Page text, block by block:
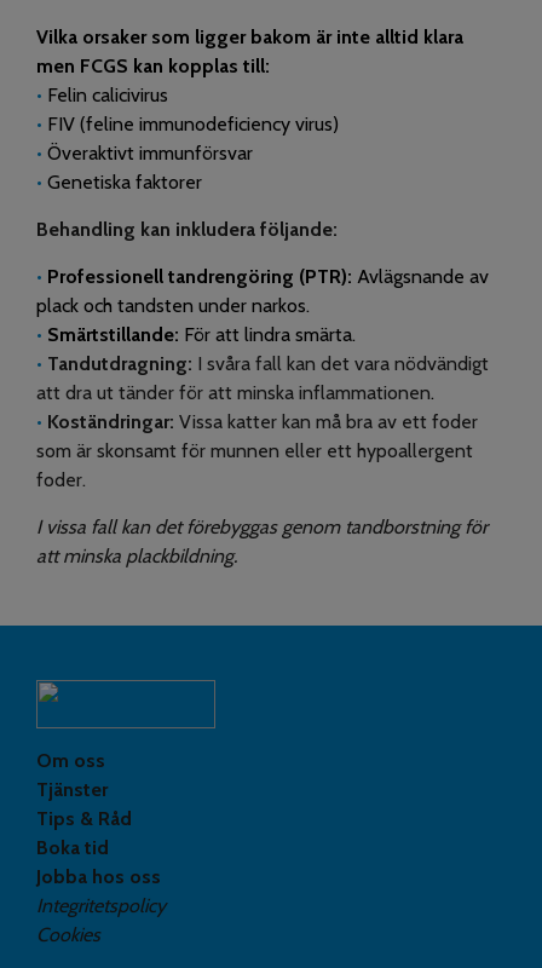
Vilka orsaker som ligger bakom är inte alltid klara
men FCGS kan kopplas till:
• Felin calicivirus
• FIV (feline immunodeficiency virus)
• Överaktivt immunförsvar
• Genetiska faktorer
Behandling kan inkludera följande:
• Professionell tandrengöring (PTR): Avlägsnande av
plack och tandsten under narkos.
• Smärtstillande: För att lindra smärta.
• Tandutdragning: I svåra fall kan det vara nödvändigt
att dra ut tänder för att minska inflammationen.
• Koständringar: Vissa katter kan må bra av ett foder
som är skonsamt för munnen eller ett hypoallergent
foder.
I vissa fall kan det förebyggas genom tandborstning för
att minska plackbildning.
Om oss
Tjänster
Tips & Råd
Boka tid
Jobba hos oss
Integritetspolicy
Cookies